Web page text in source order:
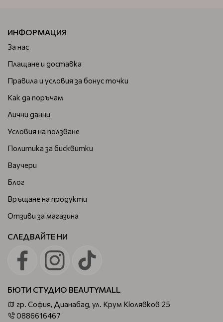
ИНФОРМАЦИЯ
За нас
Плащане и доставка
Правила и условия за бонус точки
Как да поръчам
Лични данни
Условия на ползване
Политика за бисквитки
Ваучери
Блог
Връщане на продукти
Отзиви за магазина
СЛЕДВАЙТЕ НИ
БЮТИ СТУДИО BEAUTYMALL
гр. София, Дианабад, ул. Крум Кюлявков 25
0886616467